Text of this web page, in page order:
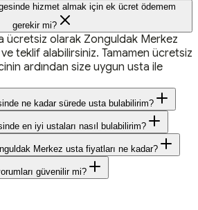
hizmet almak için ek ücret ödemem
gerekir mi?
ücretsiz olarak Zonguldak Merkez
ve teklif alabilirsiniz. Tamamen ücretsiz
ardından size uygun usta ile
ne kadar sürede usta bulabilirim?
en iyi ustaları nasıl bulabilirim?
Merkez usta fiyatları ne kadar?
güvenilir mi?